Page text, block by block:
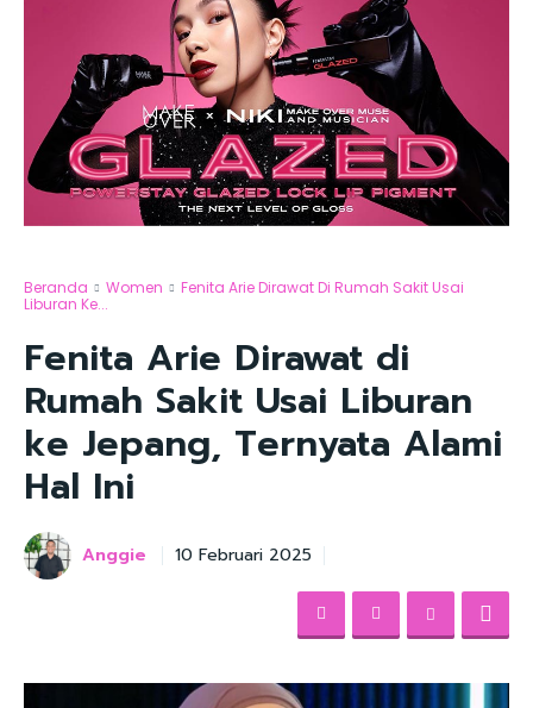
Beranda Women
Fenita Arie Dirawat Di Rumah Sakit Usai
Liburan Ke...
Fenita Arie Dirawat di
Rumah Sakit Usai Liburan
ke Jepang, Ternyata Alami
Hal Ini
Anggie 10 Februari 2025